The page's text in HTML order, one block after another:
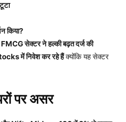
किया?
सेक्टर ने हल्की बढ़त दर्ज की
में निवेश कर रहे हैंक्योंकि यह सेक्टर
पर असर